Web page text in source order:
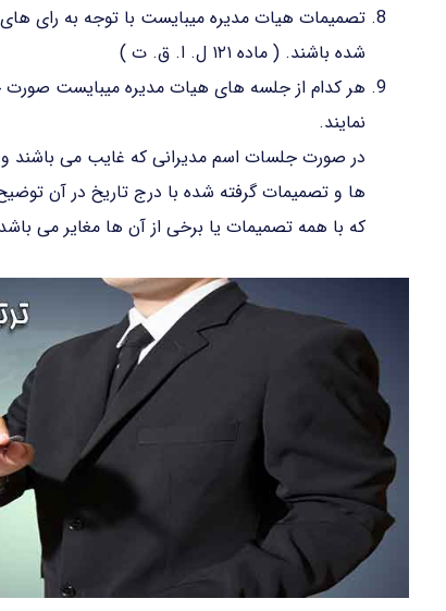
تصمیمات هیات مدیره میبایست با توجه به رای
شده باشند. ( ماده ۱۲۱ ل. ا. ق. ت )
هر کدام از جلسه های هیات مدیره میبایست صورت
نمایند.
در صورت جلسات اسم مدیرانی که غایب می باشند و
ها و تصمیمات گرفته شده با درج تاریخ در آن
که با همه تصمیمات یا برخی از آن ها مغایر می باشد، درج